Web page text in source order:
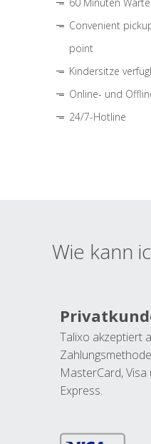
Convenient
point
Kindersitze
Online- und
24/7-Hotline
Wie kann
Talixo akzeptiert
MasterCard,
Express.